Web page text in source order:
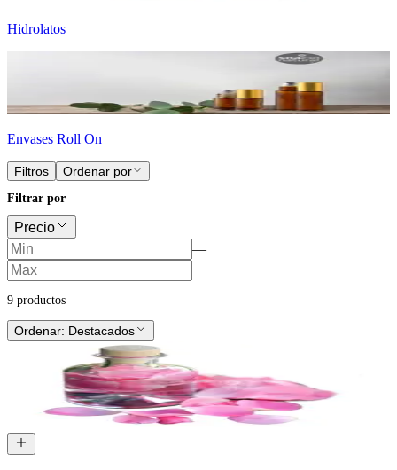
Hidrolatos
Envases Roll On
Filtros Ordenar por
Filtrar por
Precio
—
9 productos
Ordenar: Destacados